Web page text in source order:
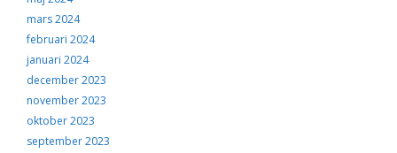
mars 2024
februari 2024
januari 2024
december 2023
november 2023
oktober 2023
september 2023